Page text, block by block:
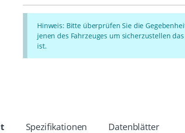
Hinweis: Bitte überprüfen Sie die
jenen des Fahrzeuges um sicherzustellen
ist.
Spezifikationen Datenblätter